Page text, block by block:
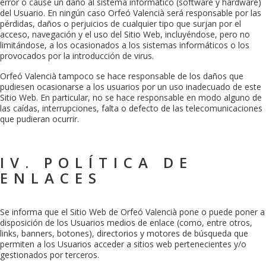
del Usuario. En ningún caso Orfeó Valencià será responsable por las
pérdidas, daños o perjuicios de cualquier tipo que surjan por el
acceso, navegación y el uso del Sitio Web, incluyéndose, pero no
limitándose, a los ocasionados a los sistemas informáticos o los
provocados por la introducción de virus.
Orfeó Valencià tampoco se hace responsable de los daños que
pudiesen ocasionarse a los usuarios por un uso inadecuado de este
Sitio Web. En particular, no se hace responsable en modo alguno de
las caídas, interrupciones, falta o defecto de las telecomunicaciones
que pudieran ocurrir.
IV. POLÍTICA DE
ENLACES
Se informa que el Sitio Web de Orfeó Valencià pone o puede poner a
disposición de los Usuarios medios de enlace (como, entre otros,
links, banners, botones), directorios y motores de búsqueda que
permiten a los Usuarios acceder a sitios web pertenecientes y/o
gestionados por terceros.